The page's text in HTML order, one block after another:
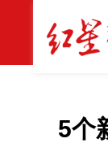
5个